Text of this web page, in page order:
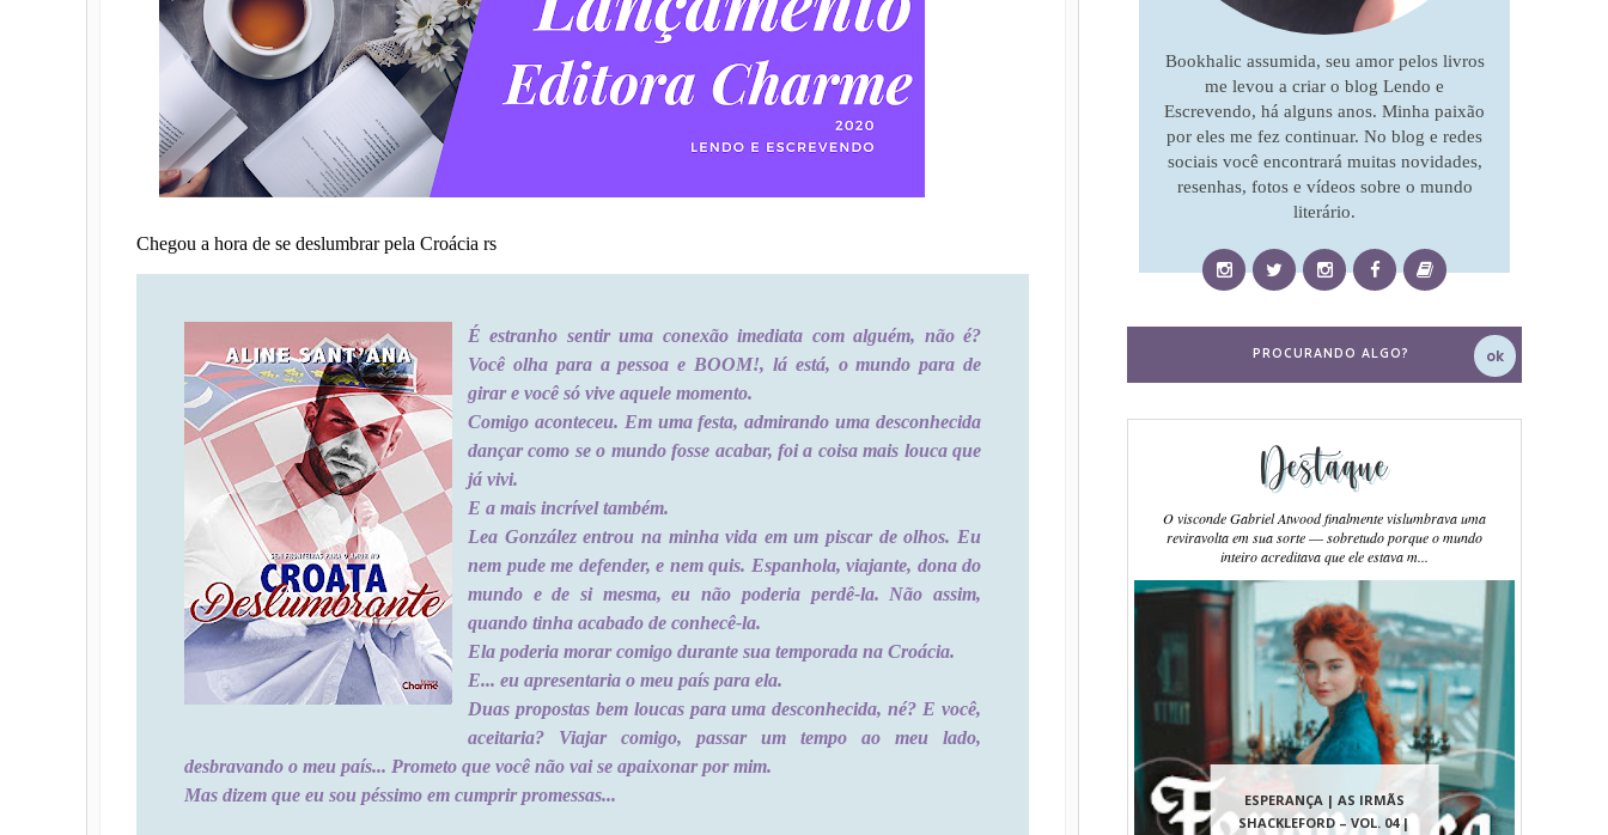
Chegou a hora de se deslumbrar pela Croácia rs
É estranho sentir uma conexão imediata com alguém, não é?
Você olha para a pessoa e BOOM!, lá está, o mundo para de
girar e você só vive aquele momento.
Comigo aconteceu. Em uma festa, admirando uma desconhecida
dançar como se o mundo fosse acabar, foi a coisa mais louca que
já vivi.
E a mais incrível também.
Lea González entrou na minha vida em um piscar de olhos. Eu
nem pude me defender, e nem quis. Espanhola, viajante, dona do
mundo e de si mesma, eu não poderia perdê-la. Não assim,
quando tinha acabado de conhecê-la.
Ela poderia morar comigo durante sua temporada na Croácia.
E... eu apresentaria o meu país para ela.
Duas propostas bem loucas para uma desconhecida, né? E você,
aceitaria? Viajar comigo, passar um tempo ao meu lado,
desbravando o meu país... Prometo que você não vai se apaixonar por mim.
Mas dizem que eu sou péssimo em cumprir promessas...
Bookhalic assumida, seu amor pelos livros
me levou a criar o blog Lendo e
Escrevendo, há alguns anos. Minha paixão
por eles me fez continuar. No blog e redes
sociais você encontrará muitas novidades,
resenhas, fotos e vídeos sobre o mundo
literário.
Destaque
ESPERANÇA | AS IRMÃS
SHACKLEFORD – VOL. 04 |
O visconde Gabriel Atwood finalmente vislumbrava uma
reviravolta em sua sorte ― sobretudo porque o mundo
inteiro acreditava que ele estava m...